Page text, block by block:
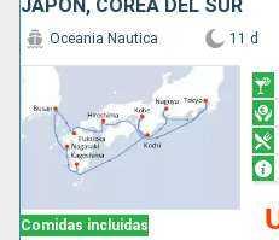
JAPÓN, COREA DEL SUR
Comidas incluidas
Oceania Nautica 11 d